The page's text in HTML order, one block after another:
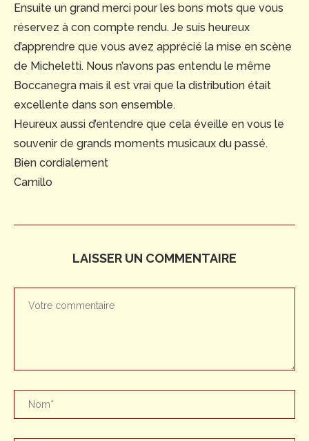
Ensuite un grand merci pour les bons mots que vous
réservez à con compte rendu. Je suis heureux
d’apprendre que vous avez apprécié la mise en scène
de Micheletti. Nous n’avons pas entendu le même
Boccanegra mais il est vrai que la distribution était
excellente dans son ensemble.
Heureux aussi d’entendre que cela éveille en vous le
souvenir de grands moments musicaux du passé.
Bien cordialement
Camillo
LAISSER UN COMMENTAIRE